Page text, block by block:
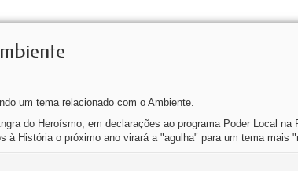
um tema relacionado com o Ambiente.
do Heroísmo, em declarações ao programa Poder Local na
à História o próximo ano virará a "agulha" para um tema mais